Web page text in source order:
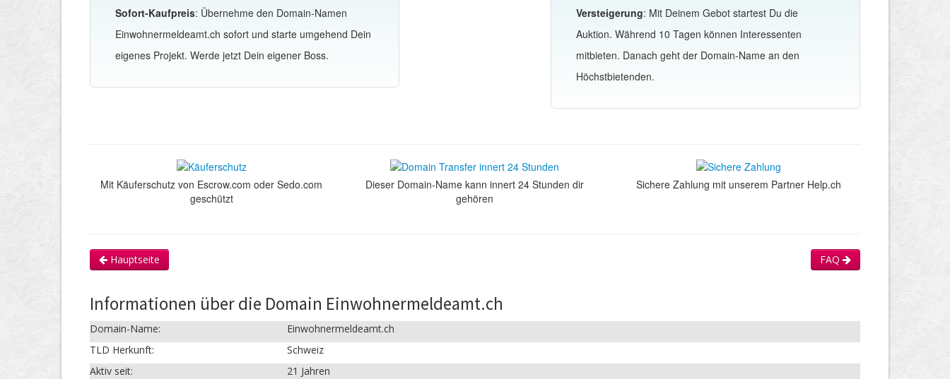
Sofort-Kaufpreis: Übernehme den Domain-Namen
Einwohnermeldeamt.ch sofort und starte umgehend Dein
eigenes Projekt. Werde jetzt Dein eigener Boss.
Versteigerung: Mit Deinem Gebot startest Du die
Auktion. Während 10 Tagen können Interessenten
mitbieten. Danach geht der Domain-Name an den
Höchstbietenden.
Mit Käuferschutz von Escrow.com oder Sedo.com
geschützt
Dieser Domain-Name kann innert 24 Stunden dir
gehören
Sichere Zahlung mit unserem Partner Help.ch
Hauptseite FAQ
Informationen über die Domain Einwohnermeldeamt.ch
Domain-Name:
Einwohnermeldeamt.ch
TLD Herkunft:
Schweiz
Aktiv seit:
21 Jahren